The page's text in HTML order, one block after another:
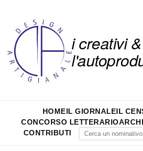
i creativi &
HOMEIL GIORNALEIL
CONCORSO LETTERARIO
CONTRIBUTI